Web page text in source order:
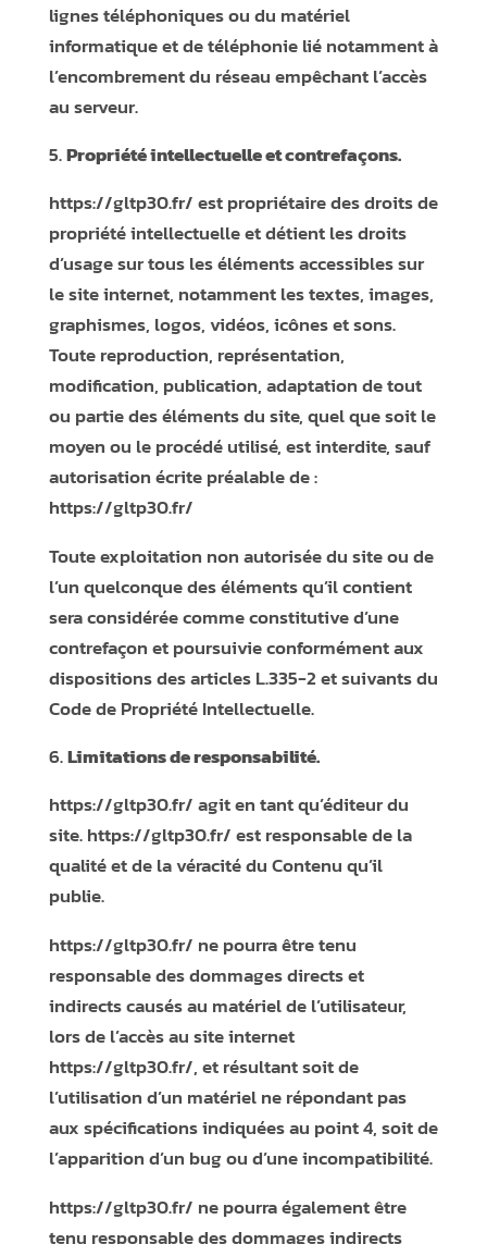
lignes téléphoniques ou du matériel
informatique et de téléphonie lié notamment à
l’encombrement du réseau empêchant l’accès
au serveur.
Propriété intellectuelle et contrefaçons.
https://gltp30.fr/est propriétaire des droits de
propriété intellectuelle et détient les droits
d’usage sur tous les éléments accessibles sur
le site internet, notamment les textes, images,
graphismes, logos, vidéos, icônes et sons.
Toute reproduction, représentation,
modification, publication, adaptation de tout
ou partie des éléments du site, quel que soit le
moyen ou le procédé utilisé, est interdite, sauf
autorisation écrite préalable de :
https://gltp30.fr/
Toute exploitation non autorisée du site ou de
l’un quelconque des éléments qu’il contient
sera considérée comme constitutive d’une
contrefaçon et poursuivie conformément aux
dispositions des articles L.335-2 et suivants du
Code de Propriété Intellectuelle.
Limitations de responsabilité.
https://gltp30.fr/agit en tant qu’éditeur du
site.https://gltp30.fr/est responsable de la
qualité et de la véracité du Contenu qu’il
publie.
https://gltp30.fr/ ne pourra être tenu
responsable des dommages directs et
indirects causés au matériel de l’utilisateur,
lors de l’accès au site internet
https://gltp30.fr/, et résultant soit de
l’utilisation d’un matériel ne répondant pas
aux spécifications indiquées au point 4, soit de
l’apparition d’un bug ou d’une incompatibilité.
https://gltp30.fr/ ne pourra également être
tenu responsable des dommages indirects